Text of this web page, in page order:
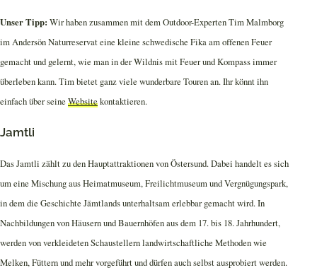
Unser Tipp: Wir haben zusammen mit dem Outdoor-Experten Tim Malmborg
im Andersön Naturreservat eine kleine schwedische Fika am offenen Feuer
gemacht und gelernt, wie man in der Wildnis mit Feuer und Kompass immer
überleben kann. Tim bietet ganz viele wunderbare Touren an. Ihr könnt ihn
einfach über seine Websitekontaktieren.
Jamtli
Das Jamtli zählt zu den Hauptattraktionen von Östersund. Dabei handelt es sich
um eine Mischung aus Heimatmuseum, Freilichtmuseum und Vergnügungspark,
in dem die Geschichte Jämtlands unterhaltsam erlebbar gemacht wird. In
Nachbildungen von Häusern und Bauernhöfen aus dem 17. bis 18. Jahrhundert,
werden von verkleideten Schaustellern landwirtschaftliche Methoden wie
Melken, Füttern und mehr vorgeführt und dürfen auch selbst ausprobiert werden.